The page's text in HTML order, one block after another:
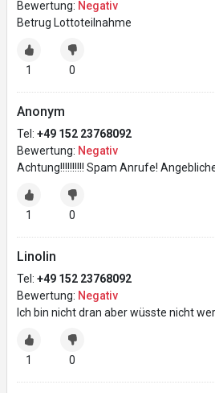
Bewertung: Negativ
Betrug Lottoteilnahme
1 0
Anonym
Tel: +49 152 23768092
Bewertung: Negativ
Achtung!!!!!!!!!! Spam Anrufe!
1 0
Linolin
Tel: +49 152 23768092
Bewertung: Negativ
Ich bin nicht dran aber wüsste nicht wer
1 0